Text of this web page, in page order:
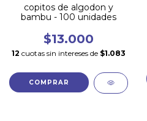
copitos de algodon y
bambu - 100 unidades
$13.000
12 cuotas sin intereses de $1.083